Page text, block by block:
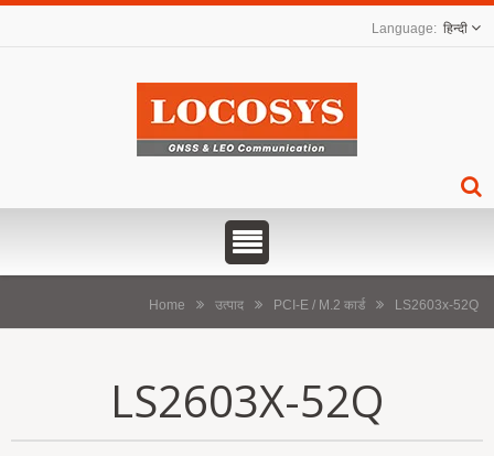
हिन्दी
Home उत्पाद PCI-E / M.2 कार्ड LS2603x-52Q
LS2603X-52Q